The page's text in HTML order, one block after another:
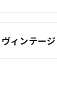
ヴィンテージ